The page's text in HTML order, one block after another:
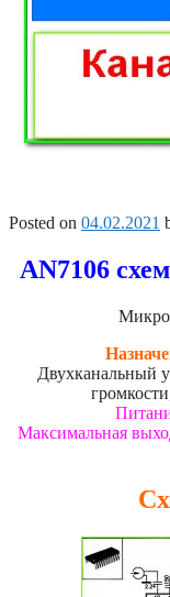
Posted on 04.02.2021
AN7106
Двухканальный
Максимальная